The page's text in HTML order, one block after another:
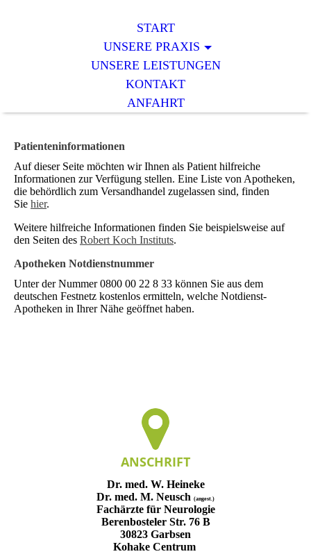
START
UNSERE PRAXIS
UNSERE LEISTUNGEN
KONTAKT
ANFAHRT
Patienteninformationen
Auf dieser Seite möchten wir Ihnen als Patient hilfreiche
Informationen zur Verfügung stellen. Eine Liste von Apotheken,
die behördlich zum Versandhandel zugelassen sind, finden
Sie hier.
Weitere hilfreiche Informationen finden Sie beispielsweise auf
den Seiten des Robert Koch Instituts.
Apotheken Notdienstnummer
Unter der Nummer 0800 00 22 8 33 können Sie aus dem
deutschen Festnetz kostenlos ermitteln, welche Notdienst-
Apotheken in Ihrer Nähe geöffnet haben.
ANSCHRIFT
Dr. med. W. Heineke
Dr. med. M. Neusch (angest.)
Fachärzte für Neurologie
Berenbosteler Str. 76 B
30823 Garbsen
Kohake Centrum